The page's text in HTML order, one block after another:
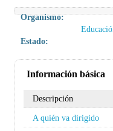
Organismo:
Estado:
Información básica
Descripción
A quién va dirigido